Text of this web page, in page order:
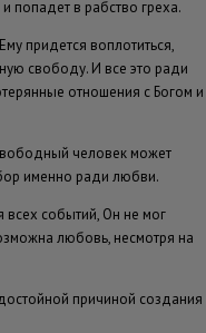
попадет в рабство греха.
придется воплотиться,
свободу. И все это ради
отношения с Богом и
человек может
именно ради любви.
всех событий, Он не мог
любовь, несмотря на
причиной создания